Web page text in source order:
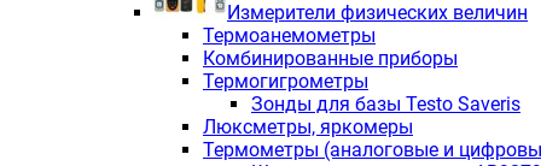
Индикаторы аналоговых
Измерители COS F
Комбинированные приборы
Комбинированные приборы
Комбинированные приборы
Анализаторы качества
Анализаторы мощности
Измерители физических величин
Термоанемометры
Комбинированные приборы
Термогигрометры
Зонды для базы Testo Saveris
Люксметры, яркомеры
Термометры (аналоговые и